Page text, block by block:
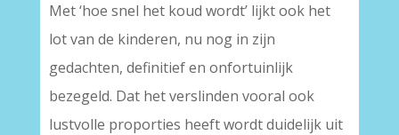
Met ‘hoe snel het koud wordt’ lijkt ook het
lot van de kinderen, nu nog in zijn
gedachten, definitief en onfortuinlijk
bezegeld. Dat het verslinden vooral ook
lustvolle proporties heeft wordt duidelijk uit